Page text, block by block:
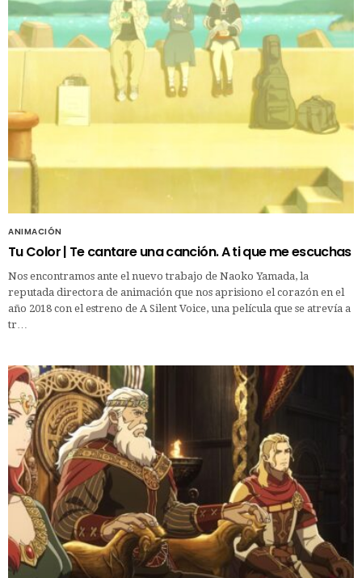
ANIMACIÓN
Tu Color | Te cantare una canción. A ti que me escuchas
Nos encontramos ante el nuevo trabajo de Naoko Yamada, la
reputada directora de animación que nos aprisiono el corazón en el
año 2018 con el estreno de A Silent Voice, una película que se atrevía a
tr…